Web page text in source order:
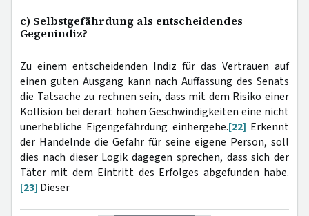
c) Selbstgefährdung als entscheidendes
Gegenindiz?
Zu einem entscheidenden Indiz für das Vertrauen auf
einen guten Ausgang kann nach Auffassung des Senats
die Tatsache zu rechnen sein, dass mit dem Risiko einer
Kollision bei derart hohen Geschwindigkeiten eine nicht
unerhebliche Eigengefährdung einhergehe.[22] Erkennt
der Handelnde die Gefahr für seine eigene Person, soll
dies nach dieser Logik dagegen sprechen, dass sich der
Täter mit dem Eintritt des Erfolges abgefunden habe.
[23] Dieser